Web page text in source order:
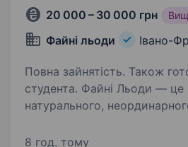
20 000 – 30 000 грн
Файні льоди Івано-
Повна зайнятість. Також
студента. Файні Льоди — це майстерня
натурального,
улюбленим морозивом
8 год. тому